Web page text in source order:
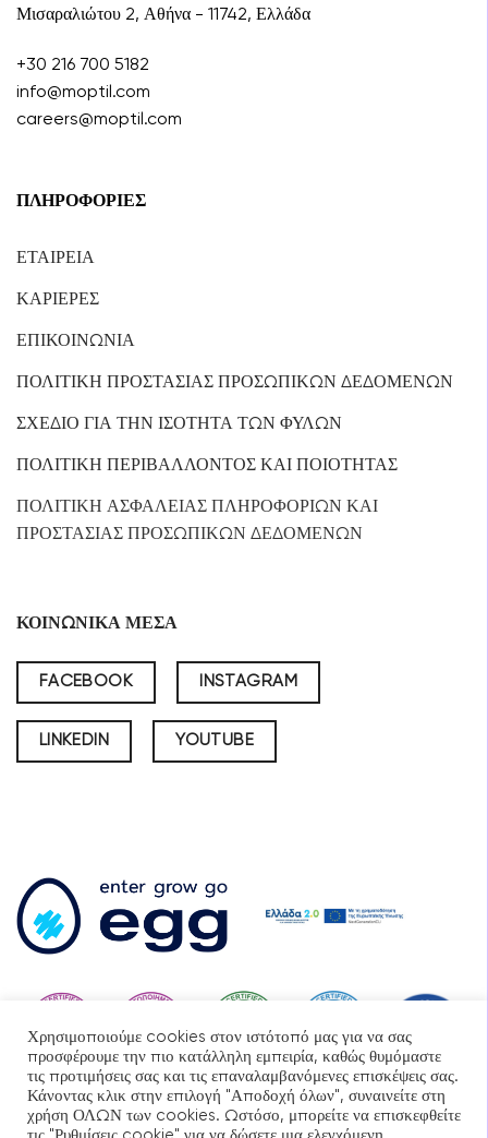
Μισαραλιώτου 2, Αθήνα - 11742, Ελλάδα
+30 216 700 5182
info@moptil.com
careers@moptil.com
ΠΛΗΡΟΦΟΡΙΕΣ
ΕΤΑΙΡΕΙΑ
ΚΑΡΙΕΡΕΣ
ΕΠΙΚΟΙΝΩΝΙΑ
ΠΟΛΙΤΙΚΗ ΠΡΟΣΤΑΣΙΑΣ ΠΡΟΣΩΠΙΚΩΝ ΔΕΔΟΜΕΝΩΝ
ΣΧΕΔΙΟ ΓΙΑ ΤΗΝ ΙΣΟΤΗΤΑ ΤΩΝ ΦΥΛΩΝ
ΠΟΛΙΤΙΚΗ ΠΕΡΙΒΑΛΛΟΝΤΟΣ ΚΑΙ ΠΟΙΟΤΗΤΑΣ
ΠΟΛΙΤΙΚΗ ΑΣΦΑΛΕΙΑΣ ΠΛΗΡΟΦΟΡΙΩΝ ΚΑΙ
ΠΡΟΣΤΑΣΙΑΣ ΠΡΟΣΩΠΙΚΩΝ ΔΕΔΟΜΕΝΩΝ
ΚΟΙΝΩΝΙΚΑ ΜΕΣΑ
FACEBOOK INSTAGRAM
LINKEDIN YOUTUBE
Χρησιμοποιούμε cookies στον ιστότοπό μας για να σας
προσφέρουμε την πιο κατάλληλη εμπειρία, καθώς θυμόμαστε
τις προτιμήσεις σας και τις επαναλαμβανόμενες επισκέψεις σας.
Κάνοντας κλικ στην επιλογή "Αποδοχή όλων", συναινείτε στη
χρήση ΟΛΩΝ των cookies. Ωστόσο, μπορείτε να επισκεφθείτε